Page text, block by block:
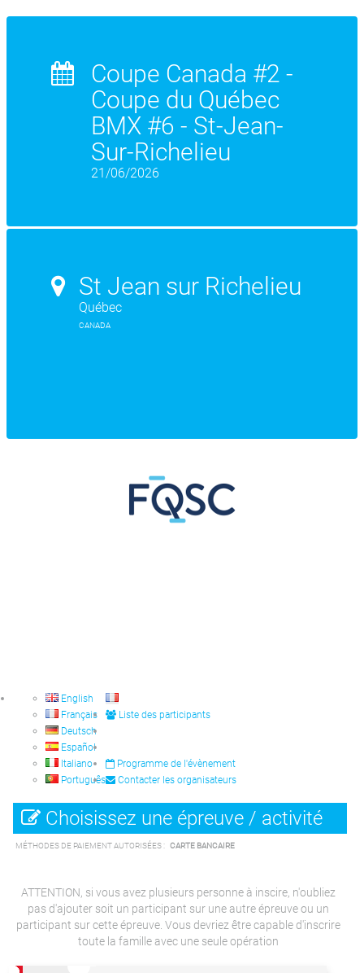
Coupe Canada #2 -
Coupe du Québec
BMX #6 - St-Jean-
Sur-Richelieu
21/06/2026
St Jean sur Richelieu
Québec
CANADA
English
Français
Deutsch
Español
Italiano
Português
Liste des participants
Programme de l'évènement
Contacter les organisateurs
Choisissez une épreuve / activité
MÉTHODES DE PAIEMENT AUTORISÉES : CARTE BANCAIRE
ATTENTION, si vous avez plusieurs personne à inscire, n'oubliez
pas d'ajouter soit un participant sur une autre épreuve ou un
participant sur cette épreuve. Vous devriez être capable d'inscrire
toute la famille avec une seule opération